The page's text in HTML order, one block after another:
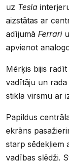
uz Tesla
aizstātas ar
adījumā Ferrari
apvienot
Mērķis bijis
vadītāju un
stikla virsmu ar
Papildus
ekrāns
starp sēdekļiem
vadības slēdži.